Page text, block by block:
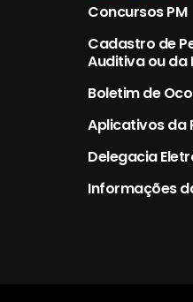
Concursos PM
Cadastro de
Auditiva ou da
Boletim de
Aplicativos da
Delegacia
Informações